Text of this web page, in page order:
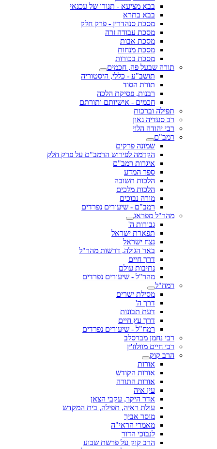
בבא מציעא - תנורו של עכנאי
בבא בתרא
מסכת סנהדרין - פרק חלק
מסכת עבודה זרה
מסכת אבות
מסכת מנחות
מסכת בכורות
תורה שבעל פה, חכמים
תושב"ע - כללי, היסטוריה
תורת הסוד
רבנות, פסיקת הלכה
חכמים - אישיותם ותורתם
תפילה וברכות
רב סעדיה גאון
רבי יהודה הלוי
רמב"ם
שמונה פרקים
הקדמה לפירוש הרמב"ם על פרק חלק
איגרות רמב"ם
ספר המדע
הלכות תשובה
הלכות מלכים
מורה נבוכים
רמב"ם - שיעורים נפרדים
מהר"ל מפראג
גבורות ה'
תפארת ישראל
נצח ישראל
באר הגולה, דרשות מהר"ל
דרך חיים
נתיבות עולם
מהר"ל - שיעורים נפרדים
רמח"ל
מסילת ישרים
דרך ה'
דעת תבונות
דרך עץ חיים
רמח"ל - שיעורים נפרדים
רבי נחמן מברסלב
רבי חיים מוולוז'ין
הרב קוק
אורות
אורות הקודש
אורות התורה
עין איה
אדר היקר, עקבי הצאן
עולת ראיה, תפילה, בית המקדש
מוסר אביך
מאמרי הראי"ה
לנבוכי הדור
הרב קוק על פרשת שבוע